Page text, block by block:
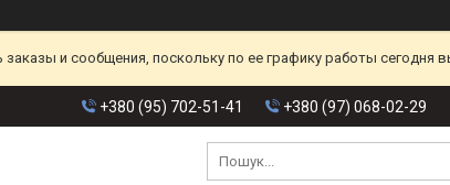
и сообщения, поскольку по ее графику работы
+380 (95) 702-51-41 +380 (97) 068-02-29